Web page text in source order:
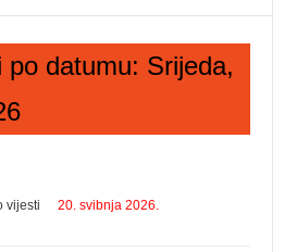
po datumu: Srijeda,
vijesti 20. svibnja 2026.
ste lozinku?